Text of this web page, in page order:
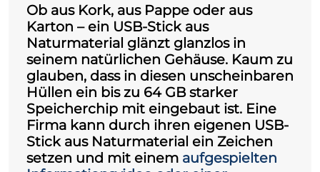
Ob aus Kork, aus Pappe oder aus
Karton – ein USB-Stick aus
Naturmaterial glänzt glanzlos in
seinem natürlichen Gehäuse. Kaum zu
glauben, dass in diesen unscheinbaren
Hüllen ein bis zu 64 GB starker
Speicherchip mit eingebaut ist. Eine
Firma kann durch ihren eigenen USB-
Stick aus Naturmaterial ein Zeichen
setzen und mit einem aufgespielten